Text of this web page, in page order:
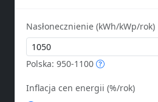
Nasłonecznienie (kWh/kWp/rok)
Polska: 950-1100
Inflacja cen energii (%/rok)